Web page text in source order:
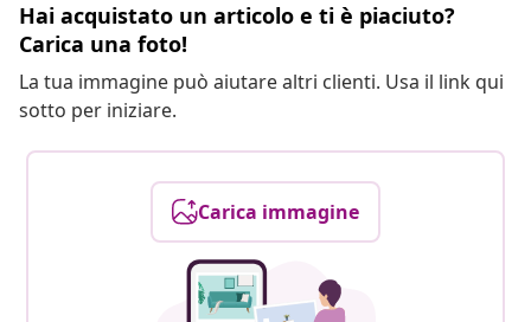
Hai acquistato un articolo e ti è piaciuto?
Carica una foto!
La tua immagine può aiutare altri clienti. Usa il link qui
sotto per iniziare.
Carica immagine